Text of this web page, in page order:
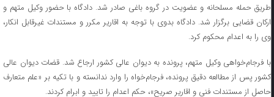
طریق حمله مسلحانه و عضویت در گروه باغی صادر شد. دادگاه با حضور وکیل متهم و
ارکان قضایی برگزار شد. دادگاه بدوی با توجه به اقاریر مکرر و مستندات غیرقابل انکار،
وی را به اعدام محکوم کرد.
با فرجام‌خواهی وکیل متهم، پرونده به دیوان عالی کشور ارجاع شد. قضات دیوان عالی
کشور پس از مطالعه دقیق پرونده، فرجام‌خواه را وارد ندانسته و با تکیه بر «علم متعارف
حاصل از مستندات فنی و اقاریر صریح»، حکم اعدام را تایید و ابرام کردند.